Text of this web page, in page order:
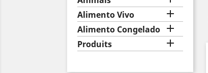
Alimento Vivo 
Alimento Congelado 
Produits 